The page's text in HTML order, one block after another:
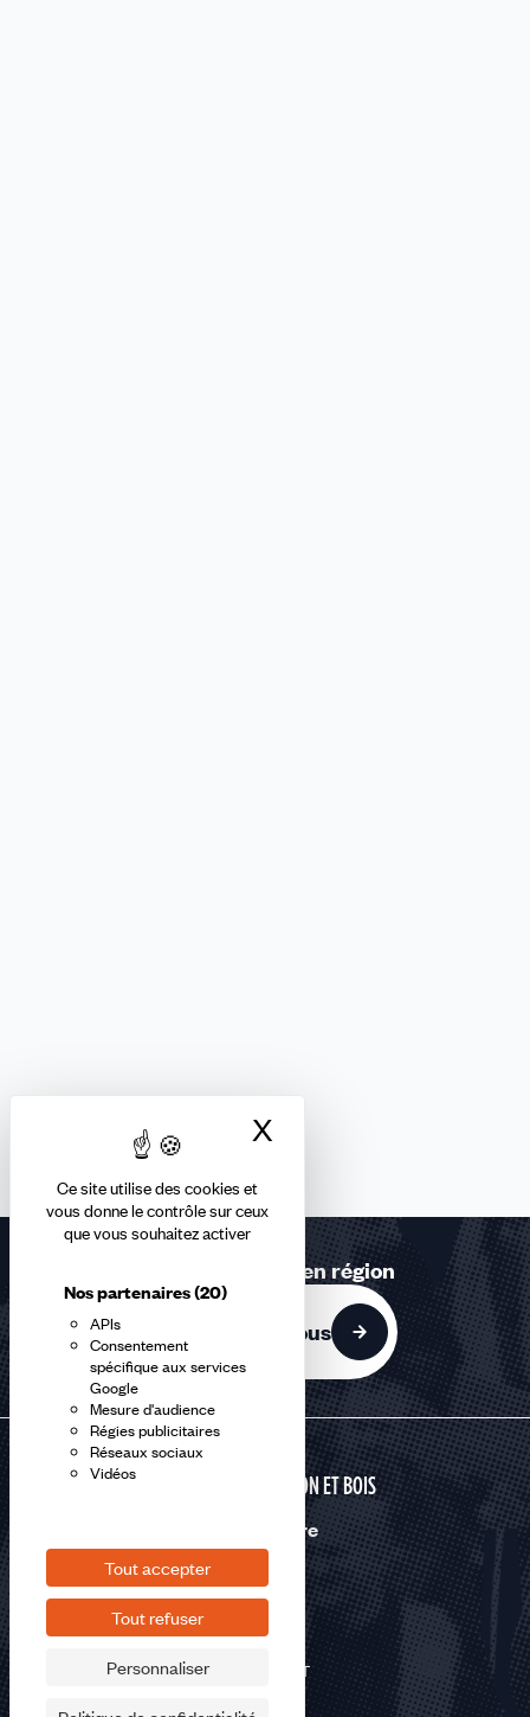
Ce site utilise des cookies et
vous donne le contrôle sur ceux
que vous souhaitez activer
Nos partenaires(20)
APIs
Consentement
spécifique aux services
Google
Mesure d'audience
Régies publicitaires
Réseaux sociaux
Vidéos
Tout accepter
Tout refuser
Personnaliser
X
Retrouvez-nous en région
Contactez-nous
CONSTRUCTION ET BOIS
Nous suivre
©2026 CFDT